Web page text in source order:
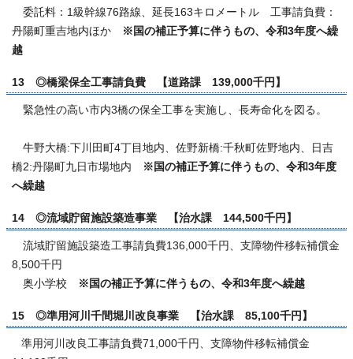
委託料：1級幹線76路線、延長163キロメートル 工事請負費：
丹陽町重吉地内ほか
※国の補正予算に伴うもの、令和3年度へ繰
越
13 ◎橋梁保全工事請負費 【道路課 139,000千円】
緊急性の高い市内3橋の保全工事を実施し、長寿命化を図る。
牛野大橋:下川田町4丁目地内、佐野新橋:千秋町佐野地内、日吉
橋2:丹陽町九日市場地内
※国の補正予算に伴うもの、令和3年度
へ繰越
14 ◎流域貯留施設築造事業 【治水課 144,500千円】
流域貯留施設築造工事請負費136,000千円、支障物件移転補償金
8,500千円
奥小学校
※国の補正予算に伴うもの、令和3年度へ繰越
15 ◎準用河川千間堀川改良事業 【治水課 85,100千円】
準用河川改良工事請負費71,000千円、支障物件移転補償金